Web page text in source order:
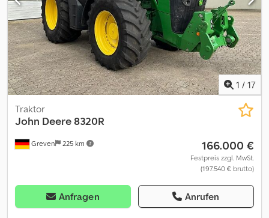
1 / 17
Greven 225 km
Traktor
John Deere8320R
166.000 €
Festpreis zzgl. MwSt.
(197.540 € brutto)
Anfragen Anrufen